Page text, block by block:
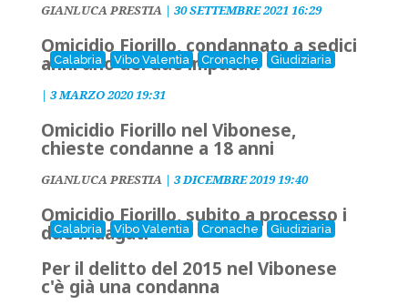
GIANLUCA PRESTIA| 30 SETTEMBRE 2021 16:29
Calabria Vibo Valentia Cronache Giudiziaria
Omicidio Fiorillo, condannato a sedici
anni uno dei due imputati
| 3 MARZO 2020 19:31
Omicidio Fiorillo nel Vibonese,
chieste condanne a 18 anni
GIANLUCA PRESTIA| 3 DICEMBRE 2019 19:40
Calabria Vibo Valentia Cronache Giudiziaria
Omicidio Fiorillo, subito a processo i
due indagati
Per il delitto del 2015 nel Vibonese
c'è già una condanna